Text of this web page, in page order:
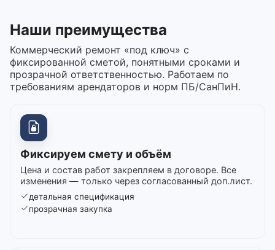
Наши преимущества
Коммерческий ремонт «под ключ» с
фиксированной сметой, понятными сроками и
прозрачной ответственностью. Работаем по
требованиям арендаторов и норм ПБ/СанПиН.
Фиксируем смету и объём
Цена и состав работ закрепляем в договоре. Все
изменения — только через согласованный доп.лист.
детальная спецификация
прозрачная закупка